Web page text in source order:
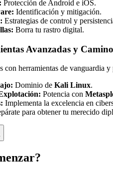
Protección de Android e iOS.
Identificación y mitigación.
Estrategias de control y
Borra tu rastro digital.
Avanzadas y
con herramientas de vanguardia
Dominio de Kali Linux.
Potencia con
Implementa la excelencia en
para obtener tu merecido